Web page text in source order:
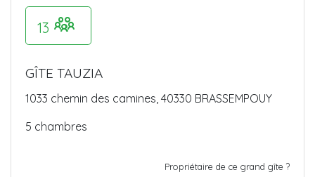
13
GÎTE TAUZIA
1033 chemin des camines, 40330 BRASSEMPOUY
5 chambres
Propriétaire de ce grand gîte ?